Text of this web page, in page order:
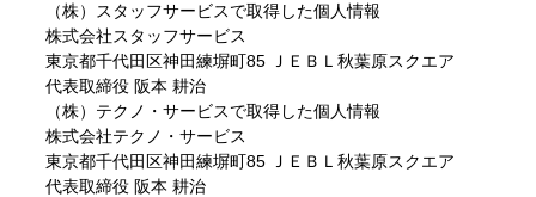
（株）スタッフサービスで取得した個人情報
株式会社スタッフサービス
東京都千代田区神田練塀町85 ＪＥＢＬ秋葉原スクエア
代表取締役 阪本 耕治
（株）テクノ・サービスで取得した個人情報
株式会社テクノ・サービス
東京都千代田区神田練塀町85 ＪＥＢＬ秋葉原スクエア
代表取締役 阪本 耕治